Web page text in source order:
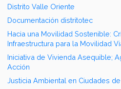
Distrito Valle Oriente
Documentación distritotec
Hacia una Movilidad Sostenible:
Infraestructura para la Movilidad
Iniciativa de Vivienda Asequible;
Acción
Justicia Ambiental en Ciudades